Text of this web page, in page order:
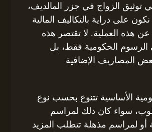
توثيق الزواج في جزر المالديف،
على دراية بالتكاليف المالية
عن هذه العملية. لا تقتصر هذه
الرسوم الحكومية فقط، بل
المصاريف الإضافية
الأساسية تتنوع بحسب نوع
سواء كان ذلك لمراسم
أو لمراسم مذهلة تتطلب المزيد